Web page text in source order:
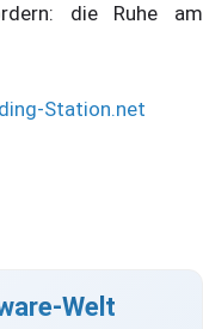
die Ruhe am
Station.net
Welt